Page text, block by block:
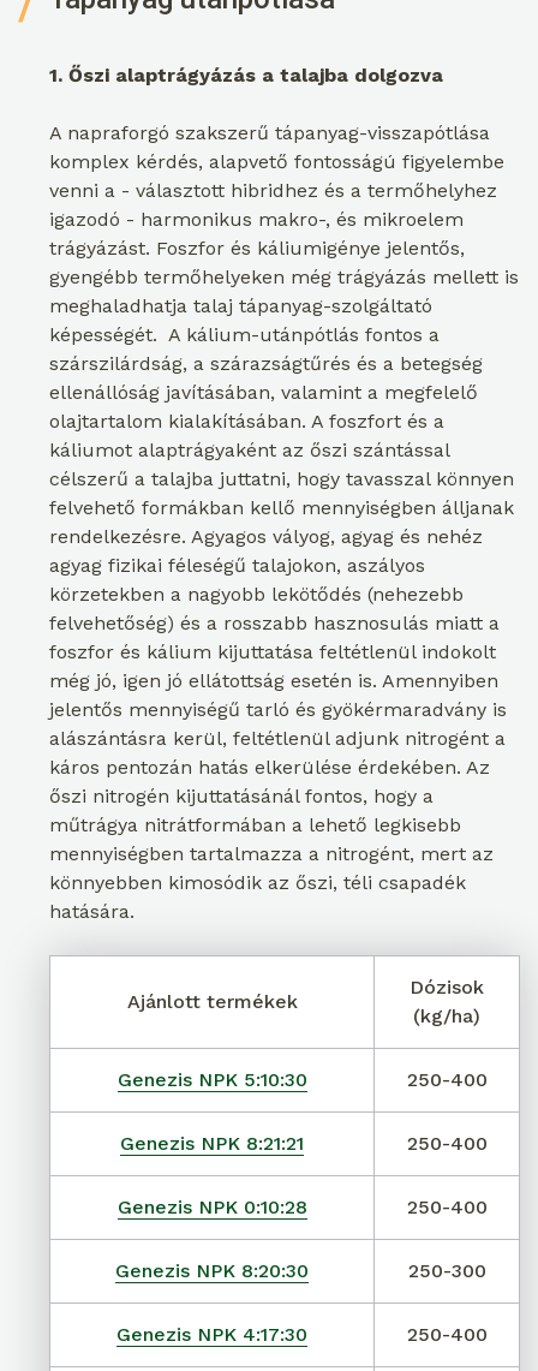
1. Őszi alaptrágyázás a talajba dolgozva
A napraforgó szakszerű tápanyag-visszapótlása
komplex kérdés, alapvető fontosságú figyelembe
venni a - választott hibridhez és a termőhelyhez
igazodó - harmonikus makro-, és mikroelem
trágyázást. Foszfor és káliumigénye jelentős,
gyengébb termőhelyeken még trágyázás mellett is
meghaladhatja talaj tápanyag-szolgáltató
képességét. A kálium-utánpótlás fontos a
szárszilárdság, a szárazságtűrés és a betegség
ellenállóság javításában, valamint a megfelelő
olajtartalom kialakításában. A foszfort és a
káliumot alaptrágyaként az őszi szántással
célszerű a talajba juttatni, hogy tavasszal könnyen
felvehető formákban kellő mennyiségben álljanak
rendelkezésre. Agyagos vályog, agyag és nehéz
agyag fizikai féleségű talajokon, aszályos
körzetekben a nagyobb lekötődés (nehezebb
felvehetőség) és a rosszabb hasznosulás miatt a
foszfor és kálium kijuttatása feltétlenül indokolt
még jó, igen jó ellátottság esetén is. Amennyiben
jelentős mennyiségű tarló és gyökérmaradvány is
alászántásra kerül, feltétlenül adjunk nitrogént a
káros pentozán hatás elkerülése érdekében. Az
őszi nitrogén kijuttatásánál fontos, hogy a
műtrágya nitrátformában a lehető legkisebb
mennyiségben tartalmazza a nitrogént, mert az
könnyebben kimosódik az őszi, téli csapadék
hatására.
Ajánlott termékek
Dózisok
(kg/ha)
Genezis NPK 5:10:30 250-400
Genezis NPK 8:21:21 250-400
Genezis NPK 0:10:28 250-400
Genezis NPK 8:20:30 250-300
Genezis NPK 4:17:30 250-400